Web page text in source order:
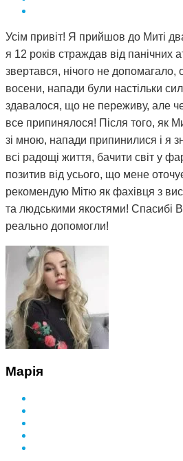
Усім привіт! Я прийшов до Миті
я 12 років страждав від панічних
звертався, нічого не допомагало,
восени, напади були настільки
здавалося, що не переживу, але
все припинялося! Після того, як
зі мною, напади припинилися і я
всі радощі життя, бачити світ у
позитив від усього, що мене
рекомендую Мітю як фахівця з
та людськими якостями! Спасибі
реально допомогли!
Марія